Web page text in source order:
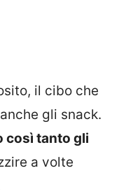
il cibo che
gli snack.
così tanto gli
a volte